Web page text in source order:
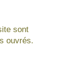
sont
ouvrés.